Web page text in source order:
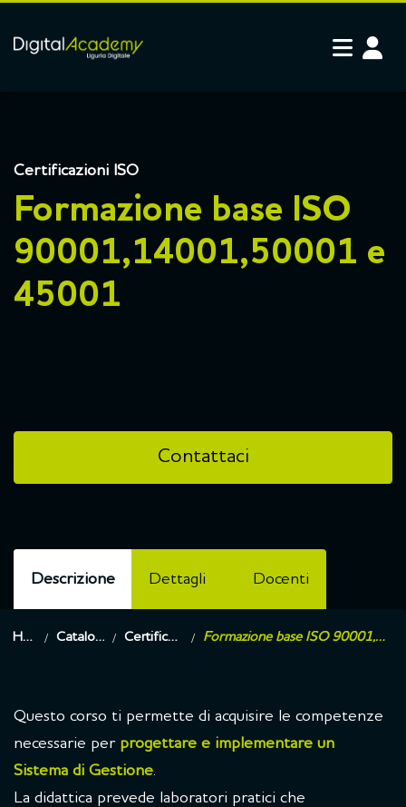
Certificazioni ISO
Formazione base ISO
90001,14001,50001 e
45001
Contattaci
Descrizione Dettagli Docenti
Home Catalogo corsi Certificazioni ISO Formazione base ISO 90001,14001,50001 e 45001
Questo corso ti permette di acquisire le competenze
necessarie perprogettare e implementare un
Sistema di Gestione
La didattica prevede laboratori pratici che